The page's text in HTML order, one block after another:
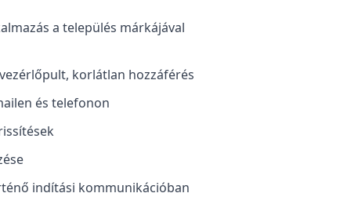
a település márkájával
korlátlan hozzáférés
és telefonon
indítási kommunikációban